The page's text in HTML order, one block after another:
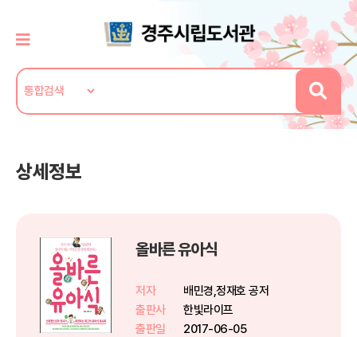
상세정보
올바른 유아식
저자
배민경,정재호 공저
출판사
한빛라이프
출판일
2017-06-05